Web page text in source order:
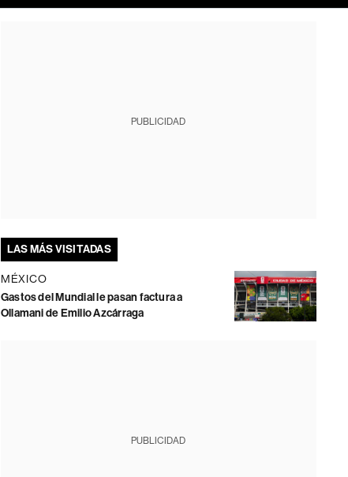
PUBLICIDAD
LAS MÁS VISITADAS
MÉXICO
Gastos del Mundial le pasan factura a
Ollamani de Emilio Azcárraga
PUBLICIDAD